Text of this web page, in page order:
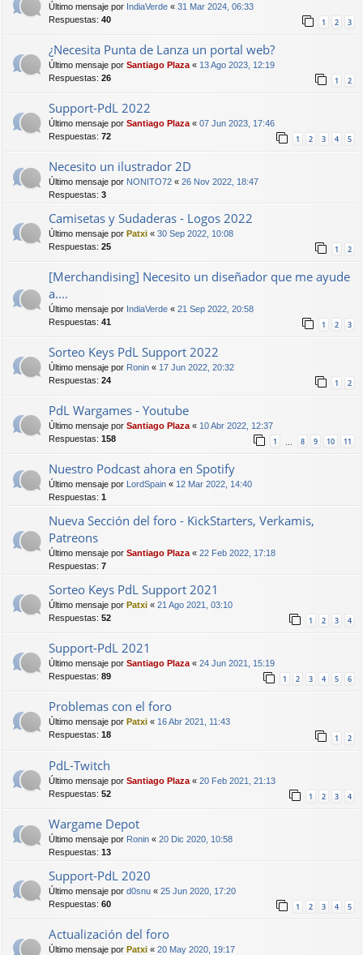
Último mensaje por IndiaVerde « 31 Mar 2024, 06:33
Respuestas: 40 1 2 3
¿Necesita Punta de Lanza un portal web?
Último mensaje por Santiago Plaza « 13 Ago 2023, 12:19
Respuestas: 26 1 2
Support-PdL 2022
Último mensaje por Santiago Plaza « 07 Jun 2023, 17:46
Respuestas: 72 1 2 3 4 5
Necesito un ilustrador 2D
Último mensaje por NONITO72 « 26 Nov 2022, 18:47
Respuestas: 3
Camisetas y Sudaderas - Logos 2022
Último mensaje por Patxi « 30 Sep 2022, 10:08
Respuestas: 25 1 2
[Merchandising] Necesito un diseñador que me ayude
a....
Último mensaje por IndiaVerde « 21 Sep 2022, 20:58
Respuestas: 41 1 2 3
Sorteo Keys PdL Support 2022
Último mensaje por Ronin « 17 Jun 2022, 20:32
Respuestas: 24 1 2
PdL Wargames - Youtube
Último mensaje por Santiago Plaza « 10 Abr 2022, 12:37
Respuestas: 158 1 … 8 9 10 11
Nuestro Podcast ahora en Spotify
Último mensaje por LordSpain « 12 Mar 2022, 14:40
Respuestas: 1
Nueva Sección del foro - KickStarters, Verkamis,
Patreons
Último mensaje por Santiago Plaza « 22 Feb 2022, 17:18
Respuestas: 7
Sorteo Keys PdL Support 2021
Último mensaje por Patxi « 21 Ago 2021, 03:10
Respuestas: 52 1 2 3 4
Support-PdL 2021
Último mensaje por Santiago Plaza « 24 Jun 2021, 15:19
Respuestas: 89 1 2 3 4 5 6
Problemas con el foro
Último mensaje por Patxi « 16 Abr 2021, 11:43
Respuestas: 18 1 2
PdL-Twitch
Último mensaje por Santiago Plaza « 20 Feb 2021, 21:13
Respuestas: 52 1 2 3 4
Wargame Depot
Último mensaje por Ronin « 20 Dic 2020, 10:58
Respuestas: 13
Support-PdL 2020
Último mensaje por d0snu « 25 Jun 2020, 17:20
Respuestas: 60 1 2 3 4 5
Actualización del foro
Último mensaje por Patxi « 20 May 2020, 19:17